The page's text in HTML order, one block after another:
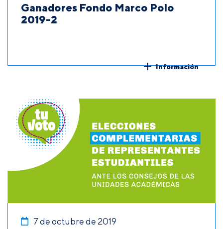
Ganadores Fondo Marco Polo
2019-2
Información
7 de octubre de 2019